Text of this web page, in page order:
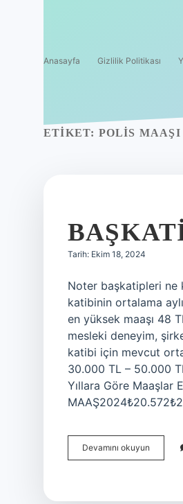
Anasayfa Gizlilik Politikası
ETIKET: POLIS
Tarih: Ekim 18, 2024
Noter başkatipleri ne
katibinin ortalama
en yüksek maaşı 48
mesleki deneyim,
katibi için mevcut
30.000 TL – 50.000
Yıllara Göre Maaşlar
Devamını okuyun Başkatip
Ne